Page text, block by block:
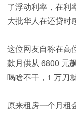
了浮动利率，在利
大批华人在还贷时
这位网友自称在高
款月供从 6800 元
喝啥不干，1 万
原来租房一个月租